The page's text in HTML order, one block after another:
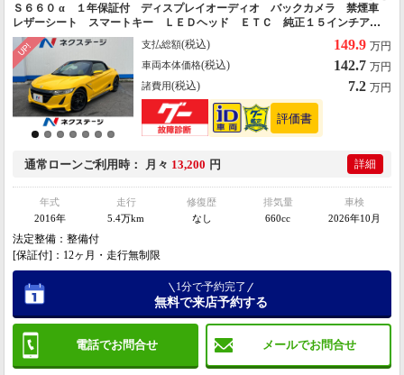
Ｓ６６０ α １年保証付 ディスプレイオーディオ バックカメラ 禁煙車
レザーシート スマートキー ＬＥＤヘッド ＥＴＣ 純正１５インチアル
ミ オートライト オートエアコン Ｂｌｕｅｔｏｏｔｈ パドルシフト
支払総額(税込) 149.9 万円
車両本体価格(税込) 142.7 万円
諸費用(税込) 7.2 万円
通常ローンご利用時 月々 13,200 円 詳細
年式
2016年
走行
5.4万km
修復歴
なし
排気量
660cc
車検
2026年10月
法定整備：整備付
[保証付]：12ヶ月・走行無制限
電話でお問合せ メールでお問合せ
1分で予約完了
無料で来店予約する